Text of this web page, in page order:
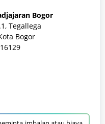
Bogor
Tegallega
Bogor